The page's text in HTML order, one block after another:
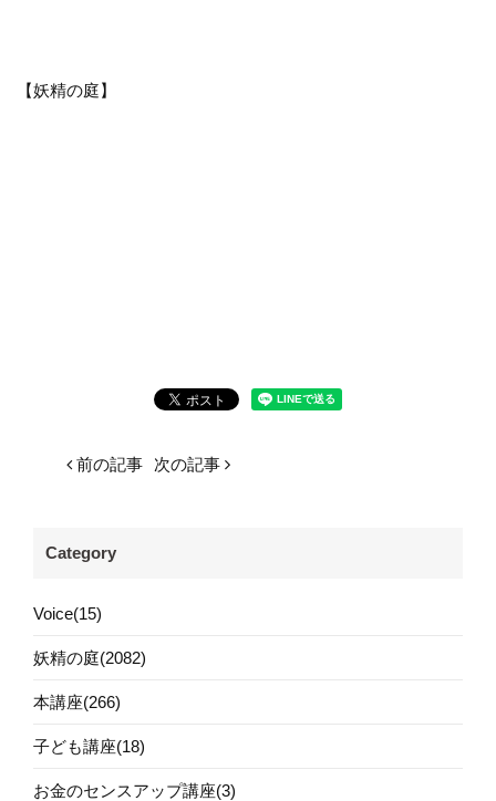
【妖精の庭】
前の記事 次の記事
Category
Voice(15)
妖精の庭(2082)
本講座(266)
子ども講座(18)
お金のセンスアップ講座(3)